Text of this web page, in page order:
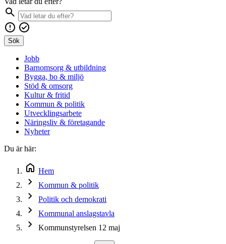
Sök
Jobb
Barnomsorg & utbildning
Bygga, bo & miljö
Stöd & omsorg
Kultur & fritid
Kommun & politik
Utvecklingsarbete
Näringsliv & företagande
Nyheter
Du är här:
Hem
Kommun & politik
Politik och demokrati
Kommunal anslagstavla
Kommunstyrelsen 12 maj